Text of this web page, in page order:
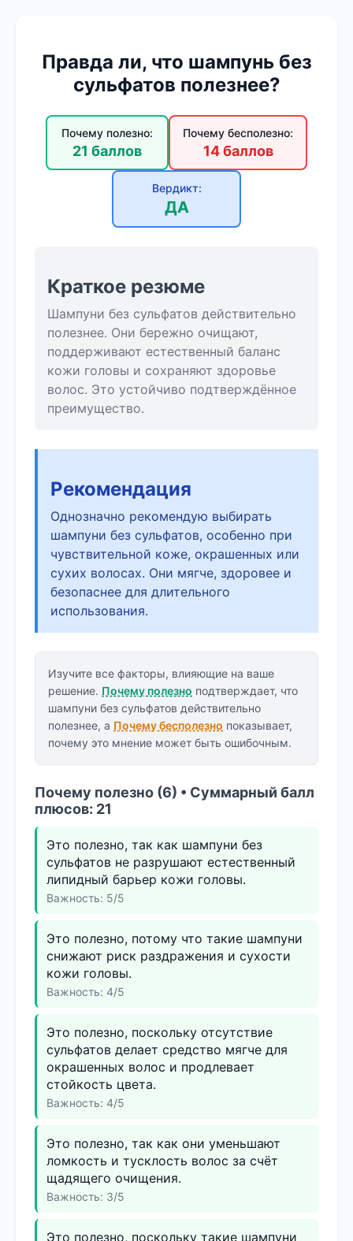
Правда ли, что шампунь без
сульфатов полезнее?
Почему полезно:
21 баллов
Почему бесполезно:
14 баллов
Вердикт:
ДА
Краткое резюме
Шампуни без сульфатов действительно
полезнее. Они бережно очищают,
поддерживают естественный баланс
кожи головы и сохраняют здоровье
волос. Это устойчиво подтверждённое
преимущество.
Рекомендация
Однозначно рекомендую выбирать
шампуни без сульфатов, особенно при
чувствительной коже, окрашенных или
сухих волосах. Они мягче, здоровее и
безопаснее для длительного
использования.
Изучите все факторы, влияющие на ваше
решение. Почему полезно подтверждает, что
шампуни без сульфатов действительно
полезнее, а Почему бесполезно показывает,
почему это мнение может быть ошибочным.
Почему полезно (6) • Суммарный балл
плюсов: 21
Это полезно, так как шампуни без
сульфатов не разрушают естественный
липидный барьер кожи головы.
Важность: 5/5
Это полезно, потому что такие шампуни
снижают риск раздражения и сухости
кожи головы.
Важность: 4/5
Это полезно, поскольку отсутствие
сульфатов делает средство мягче для
окрашенных волос и продлевает
стойкость цвета.
Важность: 4/5
Это полезно, так как они уменьшают
ломкость и тусклость волос за счёт
щадящего очищения.
Важность: 3/5
Это полезно, поскольку такие шампуни